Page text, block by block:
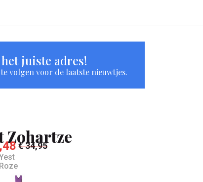
juiste adres!
volgen voor de laatste nieuwtjes.
Zohartze
€ 34,95
Roze